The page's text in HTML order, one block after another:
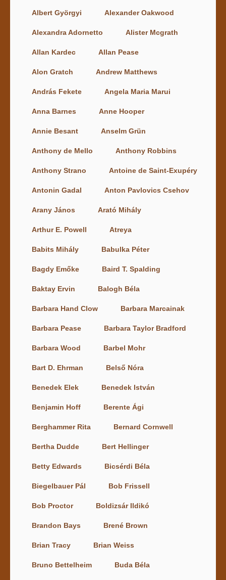
Albert Györgyi Alexander Oakwood
Alexandra Adornetto Alister Mcgrath
Allan Kardec Allan Pease
Alon Gratch Andrew Matthews
András Fekete Angela Maria Marui
Anna Barnes Anne Hooper
Annie Besant Anselm Grün
Anthony de Mello Anthony Robbins
Anthony Strano Antoine de Saint-Exupéry
Antonin Gadal Anton Pavlovics Csehov
Arany János Arató Mihály
Arthur E. Powell Atreya
Babits Mihály Babulka Péter
Bagdy Emőke Baird T. Spalding
Baktay Ervin Balogh Béla
Barbara Hand Clow Barbara Marcainak
Barbara Pease Barbara Taylor Bradford
Barbara Wood Barbel Mohr
Bart D. Ehrman Belső Nóra
Benedek Elek Benedek István
Benjamin Hoff Berente Ági
Berghammer Rita Bernard Cornwell
Bertha Dudde Bert Hellinger
Betty Edwards Bicsérdi Béla
Biegelbauer Pál Bob Frissell
Bob Proctor Boldizsár Ildikó
Brandon Bays Brené Brown
Brian Tracy Brian Weiss
Bruno Bettelheim Buda Béla